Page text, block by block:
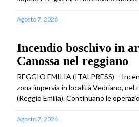
Agosto 7, 2026
Incendio boschivo in
Canossa nel reggiano
REGGIO EMILIA (ITALPRESS) –
zona impervia in località Vedriano, nel
(Reggio Emilia). Continuano le
Agosto 7, 2026